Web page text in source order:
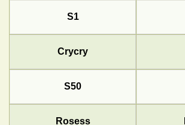
S1
Crycry
S50
Rosess